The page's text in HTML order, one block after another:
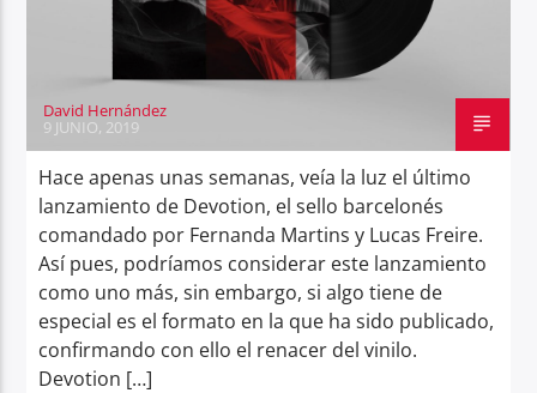
David Hernández
9 JUNIO, 2019
Hace apenas unas semanas, veía la luz el último
lanzamiento de Devotion, el sello barcelonés
comandado por Fernanda Martins y Lucas Freire.
Así pues, podríamos considerar este lanzamiento
como uno más, sin embargo, si algo tiene de
especial es el formato en la que ha sido publicado,
confirmando con ello el renacer del vinilo.
Devotion […]